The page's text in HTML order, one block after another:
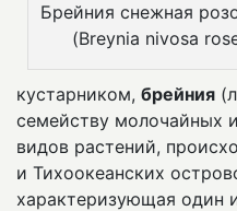
Брейния снежная
(Breynia nivosa
кустарником, брейния
семейству молочайных
видов растений,
и Тихоокеанских
характеризующая один